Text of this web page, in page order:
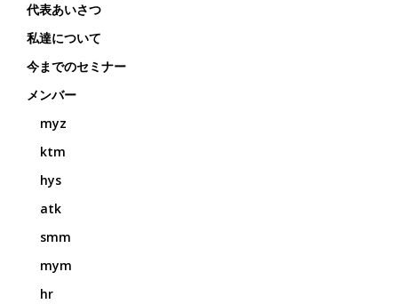
代表あいさつ
私達について
今までのセミナー
メンバー
myz
ktm
hys
atk
smm
mym
hr